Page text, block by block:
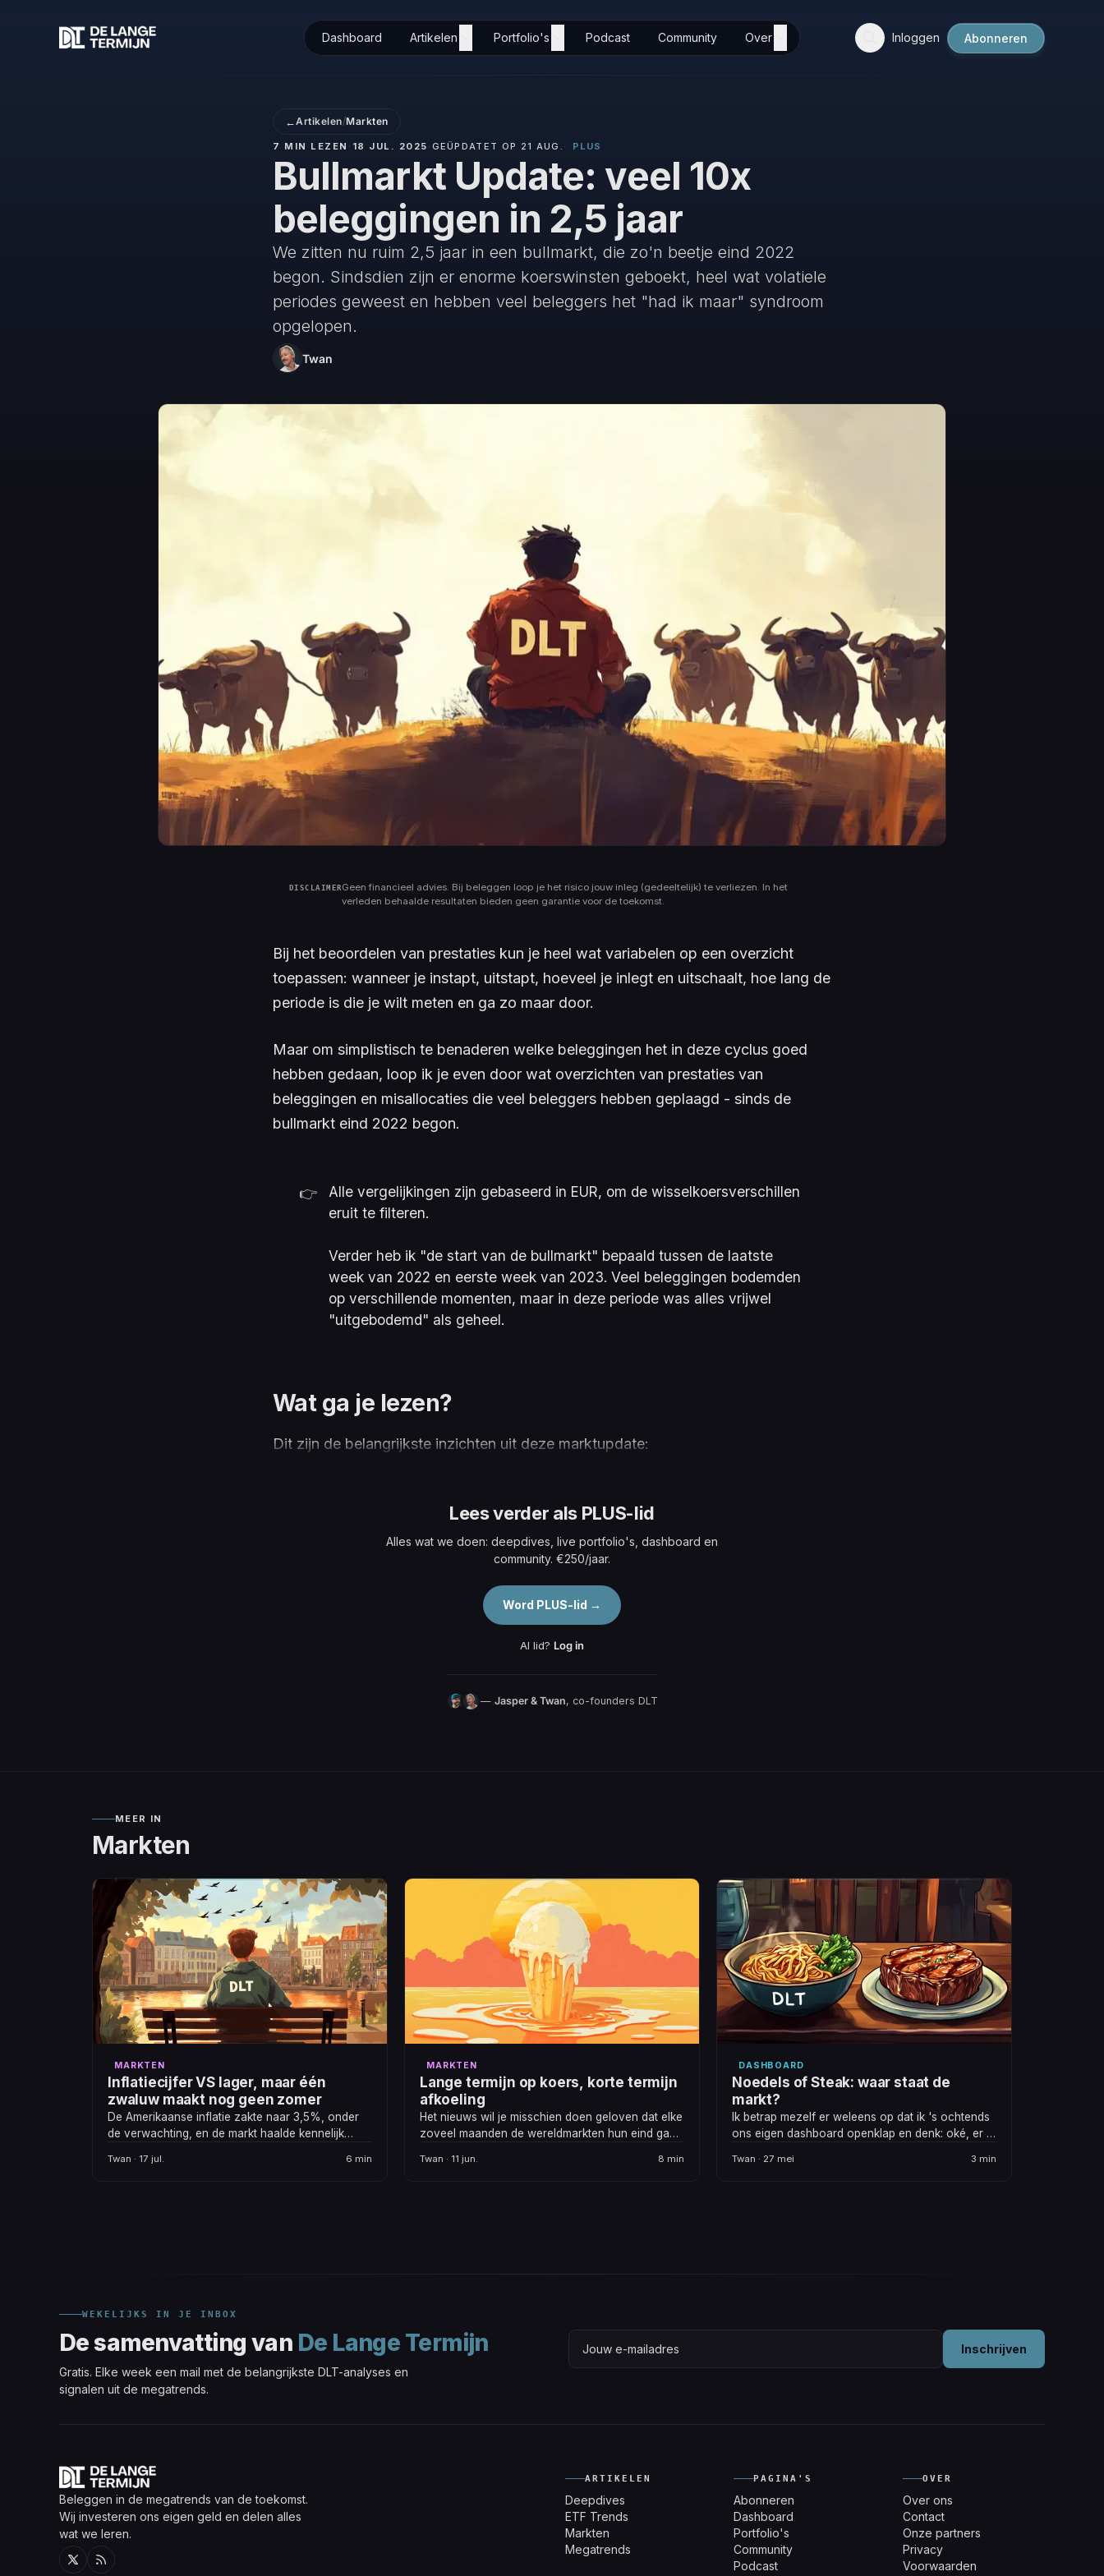
Dashboard Artikelen Portfolio's Podcast Community Over Inloggen Abonneren
←Artikelen/Markten
7 MIN LEZEN · 18 JUL. 2025 · GEÜPDATET OP 21 AUG. · PLUS
Bullmarkt Update: veel 10x
beleggingen in 2,5 jaar
We zitten nu ruim 2,5 jaar in een bullmarkt, die zo'n beetje eind 2022
begon. Sindsdien zijn er enorme koerswinsten geboekt, heel wat volatiele
periodes geweest en hebben veel beleggers het "had ik maar" syndroom
opgelopen.
Twan
Geen financieel advies. Bij beleggen loop je het risico jouw inleg (gedeeltelijk) te verliezen. In het
verleden behaalde resultaten bieden geen garantie voor de toekomst.
Bij het beoordelen van prestaties kun je heel wat variabelen op een overzicht
toepassen: wanneer je instapt, uitstapt, hoeveel je inlegt en uitschaalt, hoe lang de
periode is die je wilt meten en ga zo maar door.
Maar om simplistisch te benaderen welke beleggingen het in deze cyclus goed
hebben gedaan, loop ik je even door wat overzichten van prestaties van
beleggingen en misallocaties die veel beleggers hebben geplaagd - sinds de
bullmarkt eind 2022 begon.
👉
Alle vergelijkingen zijn gebaseerd in EUR, om de wisselkoersverschillen
eruit te filteren.
Verder heb ik "de start van de bullmarkt" bepaald tussen de laatste
week van 2022 en eerste week van 2023. Veel beleggingen bodemden
op verschillende momenten, maar in deze periode was alles vrijwel
"uitgebodemd" als geheel.
Wat ga je lezen?
Dit zijn de belangrijkste inzichten uit deze marktupdate:
Lees verder als PLUS-lid
Alles wat we doen: deepdives, live portfolio's, dashboard en
community. €250/jaar.
Word PLUS-lid →
Al lid? Log in
— Jasper & Twan, co-founders DLT
MEER IN
Markten
MARKTEN
Inflatiecijfer VS lager, maar één
zwaluw maakt nog geen zomer
De Amerikaanse inflatie zakte naar 3,5%, onder
de verwachting, en de markt haalde kennelijk
Twan · 17 jul. 6 min
MARKTEN
Lange termijn op koers, korte termijn
afkoeling
Het nieuws wil je misschien doen geloven dat elke
zoveel maanden de wereldmarkten hun eind gaan
anders.
Twan · 11 jun. 8 min
DASHBOARD
Noedels of Steak: waar staat de
markt?
Ik betrap mezelf er weleens op dat ik 's ochtends
ons eigen dashboard openklap en denk: oké, er is
nou eigenlijk?
Twan · 27 mei 3 min
WEKELIJKS IN JE INBOX
De samenvatting van De Lange Termijn
Gratis. Elke week een mail met de belangrijkste DLT-analyses en
signalen uit de megatrends.
Inschrijven
Beleggen in de megatrends van de toekomst.
Wij investeren ons eigen geld en delen alles
wat we leren.
ARTIKELEN
Deepdives
ETF Trends
Markten
Megatrends
PAGINA'S
Abonneren
Dashboard
Portfolio's
Community
Podcast
OVER
Over ons
Contact
Onze partners
Privacy
Voorwaarden